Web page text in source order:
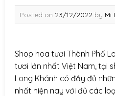
Posted on 23/12/2022 by Mi
Shop hoa tươi Thành Phố
tươi lớn nhất Việt Nam, tại
Long Khánh có đầy đủ
nhất hiện nay với đủ các